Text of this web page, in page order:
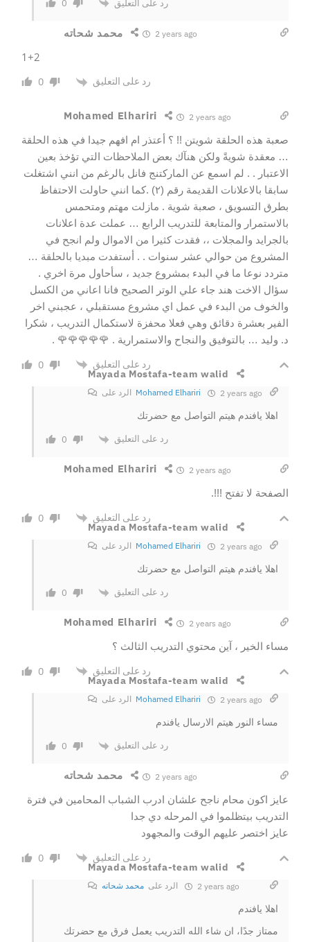
0 رد على التعليق
محمد شحاته 2 years ago
1+2
0 رد على التعليق
Mohamed Elhariri 2 years ago
صعبة هذه الحلقة شويتن !! ؟ أعتذر ام افهم جيدا في هذه الحلقة
… معقدة شويةً ولكن هنآك بعض الملاحظات التي تؤخذ بعين
الاعتبار . . لم اسمع عن الماركتنج فانل بالرغم من انني اشتغلت
سابقا بالاعلانات القديمة رقم (٢) .كما انني حاولت الاحتفاظ
بطرق التسويق ، صعبة شوية . مازلت مهتم ومتحمس
بالاستمرار والمتابعة للتدريب الرابع … عملت عدة اعلانات
بالجرايد والمجلات ،، فقدت كثيرا من الاموال ولم انجح في
المشروع من حوالي عشر سنوات . . أستفدت مبديا بالحلقة …
متردد نوعا ما في البدء بمشروع جديد ، سأحاول مرة اخري .
سؤال الاخت هند جاء علي الوتر الصحيح فانا اعاني من الكسل
والخوف من البدء في عمل اي مشروع مستقبلي ، عجبني اخر
الفير بعشرة دقائق وهي فعلا محفزة لاستكمال التدريب ، شكرا
د. وليد … بالتوفيق والنجاح والاستمرارية . 🌹🌹🌹🌹🌹 .
0 رد على التعليق
Mayada Mostafa-team walid
Mohamed Elhariri 2 years ago
اهلا يافندم هيتم التواصل مع حضرتك
0 رد على التعليق
Mohamed Elhariri 2 years ago
الصفحة لا تفتح !!!.
0 رد على التعليق
Mayada Mostafa-team walid
Mohamed Elhariri 2 years ago
اهلا يافندم هيتم التواصل مع حضرتك
0 رد على التعليق
Mohamed Elhariri 2 years ago
مساء الخير ، آين محتوي التدريب الثالث ؟
0 رد على التعليق
Mayada Mostafa-team walid
Mohamed Elhariri 2 years ago
مساء النور هيتم الارسال يافندم
0 رد على التعليق
محمد شحاته 2 years ago
عايز اكون محام ناجح علشان ادرب الشباب المحامين في فترة
التدريب بيتظلموا في المرحله دي جدا
عايز اختصر عليهم الوقت والمجهود
0 رد على التعليق
Mayada Mostafa-team walid
الرد على محمد شحاته 2 years ago
اهلا يافندم
ممتاز جدًا، ان شاء الله التدريب يعمل فرق مع حضرتك